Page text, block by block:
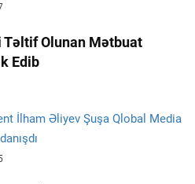
Təltif Olunan Mətbuat
Edib